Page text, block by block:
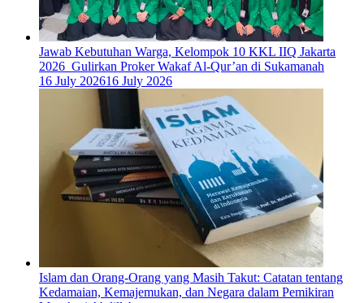
Jawab Kebutuhan Warga, Kelompok 10 KKL IIQ Jakarta
2026 Gulirkan Proker Wakaf Al-Qur’an di Sukamanah
16 July 202616 July 2026
Islam dan Orang-Orang yang Masih Takut: Catatan tentang
Kedamaian, Kemajemukan, dan Negara dalam Pemikiran